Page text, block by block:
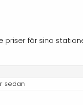
för sina
sedan